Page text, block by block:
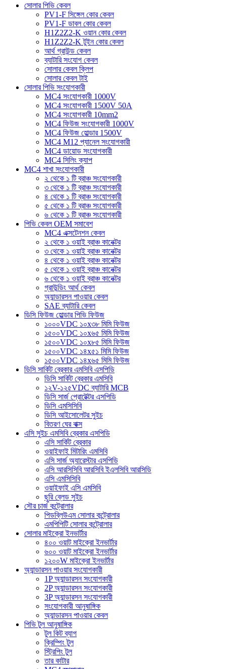
সোলার পিভি কেবল
PV1-F সিঙ্গেল কোর কেবল
PV1-F ডাবল কোর কেবল
H1Z2Z2-K ওয়ান কোর কেবল
H1Z2Z2-K টুইন কোর কেবল
আর্থ গ্রাউন্ড কেবল
ব্যাটারি সংযোগ কেবল
সোলার কেবল ক্লিপ
সোলার কেবল টাই
সোলার পিভি সংযোগকারী
MC4 সংযোগকারী 1000V
MC4 সংযোগকারী 1500V 50A
MC4 সংযোগকারী 10mm2
MC4 ফিউজ সংযোগকারী 1000V
MC4 ফিউজ হোল্ডার 1500V
MC4 M12 প্যানেল সংযোগকারী
MC4 ডায়োড সংযোগকারী
MC4 সিলিং ক্যাপ
MC4 শাখা সংযোগকারী
২ থেকে ১ টি ব্রাঞ্চ সংযোগকারী
৩ থেকে ১ টি ব্রাঞ্চ সংযোগকারী
৪ থেকে ১ টি ব্রাঞ্চ সংযোগকারী
৫ থেকে ১ টি ব্রাঞ্চ সংযোগকারী
৬ থেকে ১ টি ব্রাঞ্চ সংযোগকারী
পিভি কেবল OEM সমাবেশ
MC4 এক্সটেনশন কেবল
২ থেকে ১ ওয়াই ব্রাঞ্চ কানেক্টর
৩ থেকে ১ ওয়াই ব্রাঞ্চ কানেক্টর
৪ থেকে ১ ওয়াই ব্রাঞ্চ কানেক্টর
৫ থেকে ১ ওয়াই ব্রাঞ্চ কানেক্টর
৬ থেকে ১ ওয়াই ব্রাঞ্চ কানেক্টর
গ্রাউন্ডিং আর্থ কেবল
অ্যান্ডারসন পাওয়ার কেবল
SAE ব্যাটারি কেবল
ডিসি ফিউজ হোল্ডার পিভি ফিউজ
১০০০VDC ১০x৩৮ মিমি ফিউজ
১৫০০VDC ১০x৬৫ মিমি ফিউজ
১৫০০VDC ১০x৮৫ মিমি ফিউজ
১৫০০VDC ১৪x৫১ মিমি ফিউজ
১৫০০VDC ১৪x৬৫ মিমি ফিউজ
ডিসি সার্কিট ব্রেকার এমসিবি এসপিডি
ডিসি সার্কিট ব্রেকার এমসিবি
১২V-১২৫VDC ব্যাটারি MCB
ডিসি সার্জ প্রোটেক্টর এসপিডি
ডিসি এমসিসিবি
ডিসি আইসোলেটর সুইচ
বিতরণ ঘের বাক্স
এসি সুইচ এমসিবি ব্রেকার এসপিডি
এসি সার্কিট ব্রেকার
ওয়াইফাই মিটারিং এমসিবি
এসি সার্জ অ্যারেস্টার এসপিডি
এসি আরসিসিবি আরসিবি ইএলসিবি আরসিডি
এসি এমসিসিবি
ওয়াইফাই এসি এমসিবি
ছুরি ব্লেড সুইচ
সৌর চার্জ কন্ট্রোলার
পিডব্লিউএম সোলার কন্ট্রোলার
এমপিপিটি সোলার কন্ট্রোলার
সোলার মাইক্রো ইনভার্টার
৪০০ ওয়াট মাইক্রো ইনভার্টার
৬০০ ওয়াট মাইক্রো ইনভার্টার
১২০০W মাইক্রো ইনভার্টার
অ্যান্ডারসন পাওয়ার সংযোগকারী
1P অ্যান্ডারসন সংযোগকারী
2P অ্যান্ডারসন সংযোগকারী
3P অ্যান্ডারসন সংযোগকারী
সংযোগকারী আনুষাঙ্গিক
অ্যান্ডারসন পাওয়ার কেবল
পিভি টুল আনুষাঙ্গিক
টুল কিট ব্যাগ
ক্রিম্পিং টুল
স্ট্রিপিং টুল
তার কাটার